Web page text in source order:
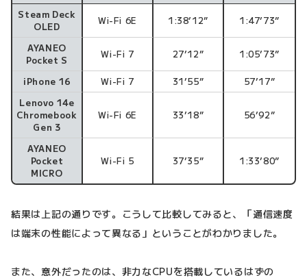
Steam Deck
OLED
Wi-Fi 6E 1:38’12” 1:47’73”
AYANEO
Pocket S
Wi-Fi 7 27’12” 1:05’73”
iPhone 16 Wi-Fi 7 31’55”
57’17”
Lenovo 14e
Chromebook
Gen 3
Wi-Fi 6E 33’18” 56’92”
AYANEO
Pocket
MICRO
Wi-Fi 5 37’35” 1:33’80”
結果は上記の通りです。こうして比較してみると、「通信速度
は端末の性能によって異なる」ということがわかりました。
また、意外だったのは、非力なCPUを搭載しているはずの